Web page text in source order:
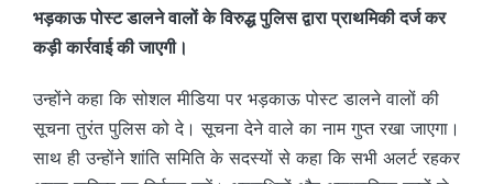
भड़काऊ पोस्ट डालने वालों के विरुद्ध पुलिस द्वारा प्राथमिकी दर्ज कर
कड़ी कार्रवाई की जाएगी।
उन्होंने कहा कि सोशल मीडिया पर भड़काऊ पोस्ट डालने वालों की
सूचना तुरंत पुलिस को दे। सूचना देने वाले का नाम गुप्त रखा जाएगा।
साथ ही उन्होंने शांति समिति के सदस्यों से कहा कि सभी अलर्ट रहकर